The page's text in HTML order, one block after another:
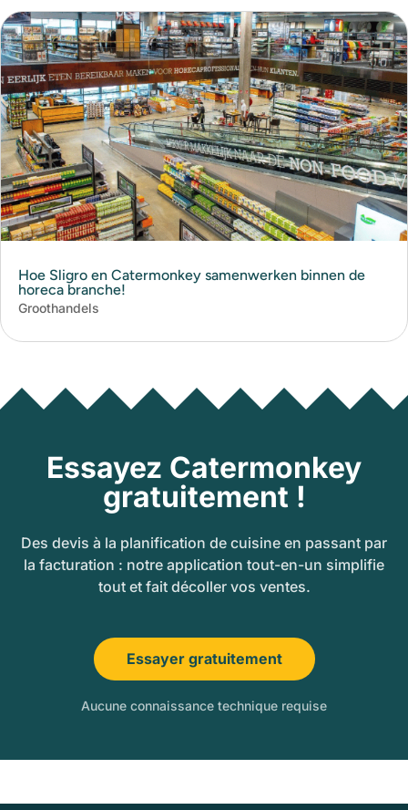
Hoe Sligro en Catermonkey samenwerken binnen de
horeca branche!
Groothandels
Essayez Catermonkey
gratuitement !
Des devis à la planification de cuisine en passant par
la facturation : notre application tout-en-un simplifie
tout et fait décoller vos ventes.
Essayer gratuitement
Aucune connaissance technique requise